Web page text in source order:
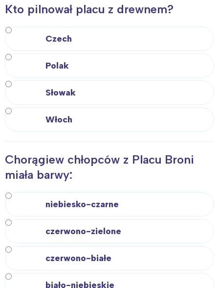
Kto pilnował placu z drewnem?
Czech
Polak
Słowak
Włoch
Chorągiew chłopców z Placu Broni
miała barwy:
niebiesko-czarne
czerwono-zielone
czerwono-białe
biało-niebieskie